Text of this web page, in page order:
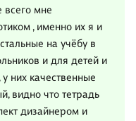
всего мне
, именно их я и
на учёбу в
и для детей и
них качественные
видно что тетрадь
дизайнером и